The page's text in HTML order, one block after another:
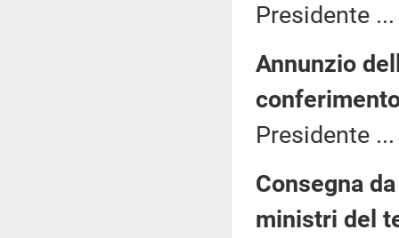
Presidente
Annunzio
Presidente
Consegna
ministri del